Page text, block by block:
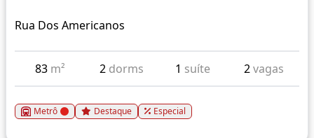
Rua Dos Americanos
83 m² 2 dorms 1 suíte 2vagas
Metrô Destaque Especial